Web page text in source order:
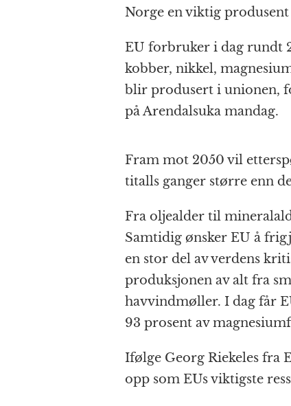
Norge en viktig
EU forbruker i dag rundt
kobber, nikkel,
blir produsert i unionen,
på Arendalsuka mandag.
Fram mot 2050 vil
titalls ganger større enn
Fra oljealder til
Samtidig ønsker EU å
en stor del av verdens
produksjonen av alt fra
havvindmøller. I dag får
93 prosent av
Ifølge Georg Riekeles fra
opp som EUs viktigste